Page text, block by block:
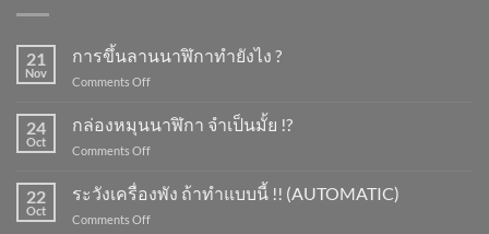
21
Nov
การขึ้นลานนาฬิกาทำยังไง ?
Comments Offon
ยัง
24
Oct
กล่องหมุนนาฬิกา จำเป็นมั้ย !?
Comments Offon
หมุน
22
Oct
ระวังเครื่องพัง ถ้าทำแบบนี้ !! (AUTOMATIC)
Comments Offon